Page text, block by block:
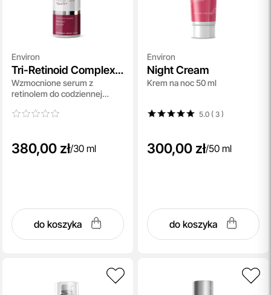
Environ
Tri-Retinoid Complex
Retinol Serum
Wzmocnione serum z
retinolem do codziennej
380,00 zł/30 ml
do koszyka
Environ
Night Cream
Krem na noc 50 ml
5.0 ( 3)
300,00 zł/50 ml
do koszyka